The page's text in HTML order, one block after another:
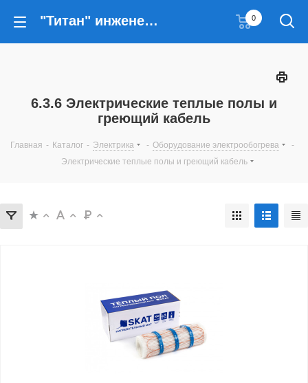
"Титан" инженерные решения 0
6.3.6 Электрические теплые полы и
греющий кабель
Главная - Каталог - Электрика - Оборудование электрообогрева
-
Электрические теплые полы и греющий кабель